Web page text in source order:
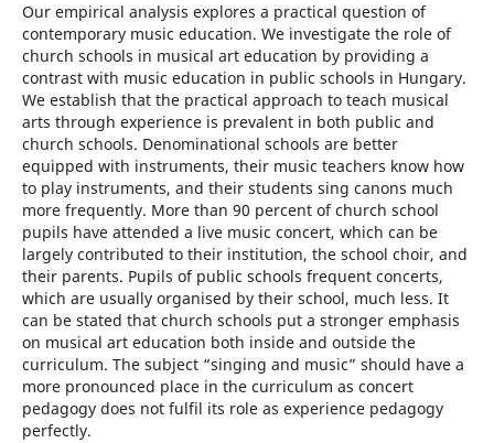
Our empirical analysis explores a practical question of
contemporary music education. We investigate the role of
church schools in musical art education by providing a
contrast with music education in public schools in Hungary.
We establish that the practical approach to teach musical
arts through experience is prevalent in both public and
church schools. Denominational schools are better
equipped with instruments, their music teachers know how
to play instruments, and their students sing canons much
more frequently. More than 90 percent of church school
pupils have attended a live music concert, which can be
largely contributed to their institution, the school choir, and
their parents. Pupils of public schools frequent concerts,
which are usually organised by their school, much less. It
can be stated that church schools put a stronger emphasis
on musical art education both inside and outside the
curriculum. The subject “singing and music” should have a
more pronounced place in the curriculum as concert
pedagogy does not fulfil its role as experience pedagogy
perfectly.